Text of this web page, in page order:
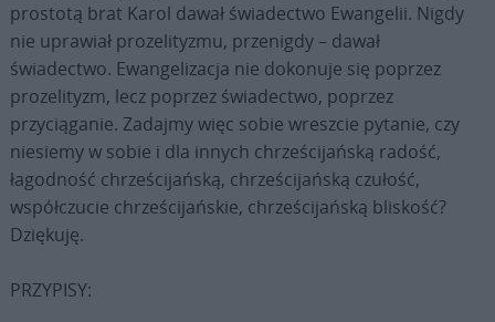
prostotą brat Karol dawał świadectwo Ewangelii. Nigdy
nie uprawiał prozelityzmu, przenigdy – dawał
świadectwo. Ewangelizacja nie dokonuje się poprzez
prozelityzm, lecz poprzez świadectwo, poprzez
przyciąganie. Zadajmy więc sobie wreszcie pytanie, czy
niesiemy w sobie i dla innych chrześcijańską radość,
łagodność chrześcijańską, chrześcijańską czułość,
współczucie chrześcijańskie, chrześcijańską bliskość?
Dziękuję.
PRZYPISY: